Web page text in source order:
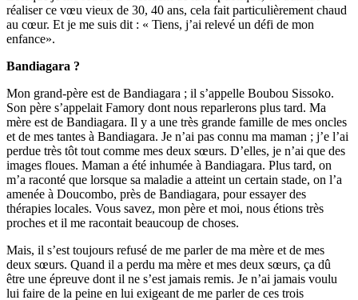
réaliser ce vœu vieux de 30, 40 ans, cela fait particulièrement chaud
au cœur. Et je me suis dit : « Tiens, j’ai relevé un défi de mon
enfance».
Bandiagara ?
Mon grand-père est de Bandiagara ; il s’appelle Boubou Sissoko.
Son père s’appelait Famory dont nous reparlerons plus tard. Ma
mère est de Bandiagara. Il y a une très grande famille de mes oncles
et de mes tantes à Bandiagara. Je n’ai pas connu ma maman ; j’e l’ai
perdue très tôt tout comme mes deux sœurs. D’elles, je n’ai que des
images floues. Maman a été inhumée à Bandiagara. Plus tard, on
m’a raconté que lorsque sa maladie a atteint un certain stade, on l’a
amenée à Doucombo, près de Bandiagara, pour essayer des
thérapies locales. Vous savez, mon père et moi, nous étions très
proches et il me racontait beaucoup de choses.
Mais, il s’est toujours refusé de me parler de ma mère et de mes
deux sœurs. Quand il a perdu ma mère et mes deux sœurs, ça dû
être une épreuve dont il ne s’est jamais remis. Je n’ai jamais voulu
lui faire de la peine en lui exigeant de me parler de ces trois